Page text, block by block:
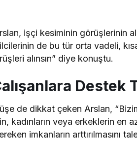
işçi kesiminin görüşlerinin
de bu tür orta vadeli,
alınsın” diye konuştu.
Destek
de dikkat çeken Arslan,
kadınların veya erkeklerin en
imkanların arttırılmasını